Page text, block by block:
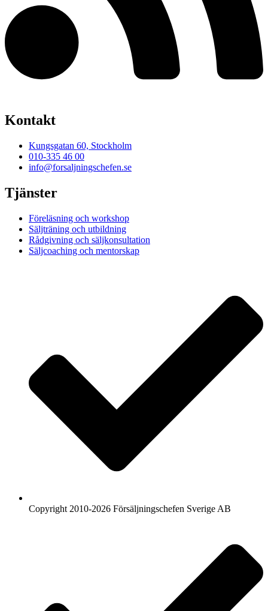
Kontakt
Kungsgatan 60, Stockholm
010-335 46 00
info@forsaljningschefen.se
Tjänster
Föreläsning och workshop
Säljträning och utbildning
Rådgivning och säljkonsultation
Säljcoaching och mentorskap
Copyright 2010-2026 Försäljningschefen Sverige AB